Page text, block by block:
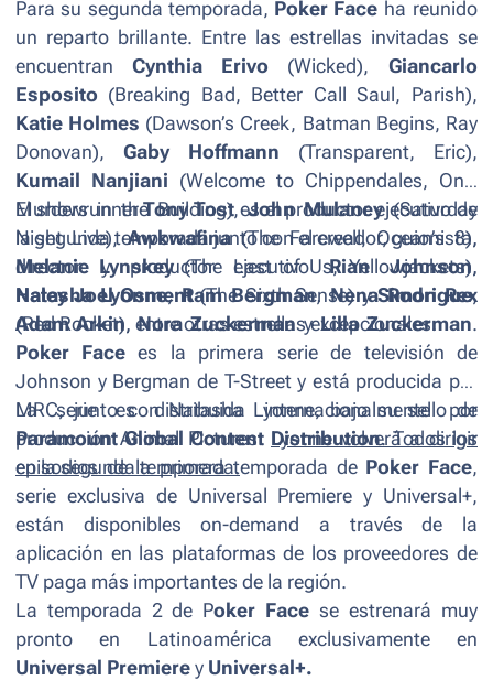
Para su segunda temporada, Poker Face ha reunido
un reparto brillante. Entre las estrellas invitadas se
encuentran Cynthia Erivo (Wicked), Giancarlo
Esposito (Breaking Bad, Better Call Saul, Parish),
Katie Holmes (Dawson’s Creek, Batman Begins, Ray
Donovan), Gaby Hoffmann (Transparent, Eric),
Kumail Nanjiani (Welcome to Chippendales, Only
Murders in the Building),John Mulaney(Saturday
Night Live),Awkwafina(The Farewell, Ocean’s 8),
Melanie Lynskey(The Last of Us, Yellowjackets),
Haley Joel Osment(The Sixth Sense) ySimon Rex
(Red Rocket), entre otras estrellas excepcionales.
El showrunnerTony Tostes el productor ejecutivo de
la segunda temporada junto con el creador, guionista,
director y productor ejecutivoRian Johnson,
Natasha Lyonne,Ram Bergman,Nena Rodrigue,
Adam Arkin,Nora ZuckermanyLilla Zuckerman.
Poker Face es la primera serie de televisión de
Johnson y Bergman de T-Street y está producida por
MRC, junto con Natasha Lyonne, bajo su sello de
producción Animal Pictures. Lyonne volverá a dirigir
en la segunda temporada.
La serie es distribuida internacionalmente por
Paramount Global Content Distribution. Todos los
episodios de la primera temporada de Poker Face,
serie exclusiva de Universal Premiere y Universal+,
están disponibles on-demand a través de la
aplicación en las plataformas de los proveedores de
TV paga más importantes de la región.
La temporada 2 de Poker Face se estrenará muy
pronto en Latinoamérica exclusivamente en
Universal Premiere y Universal+.